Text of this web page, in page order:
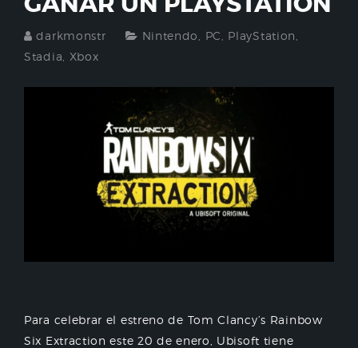
darkmonstr Nintendo PC PlayStation
Stadia
Xbox
Para celebrar el estreno de Tom Clancy’s Rainbow
Six Extraction este 20 de enero, Ubisoft tiene